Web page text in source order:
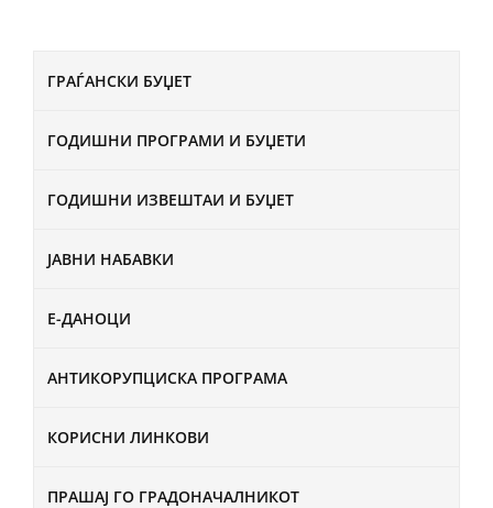
ГРАЃАНСКИ БУЏЕТ
ГОДИШНИ ПРОГРАМИ И БУЏЕТИ
ГОДИШНИ ИЗВЕШТАИ И БУЏЕТ
ЈАВНИ НАБАВКИ
Е-ДАНОЦИ
АНТИКОРУПЦИСКА ПРОГРАМА
КОРИСНИ ЛИНКОВИ
ПРАШАЈ ГО ГРАДОНАЧАЛНИКОТ